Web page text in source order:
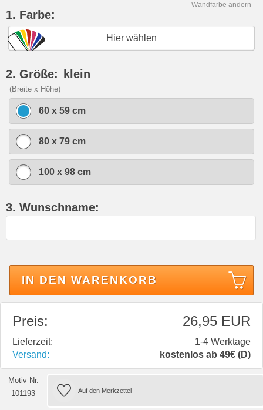
Wandfarbe ändern
1. Farbe:
Hier wählen
2. Größe: klein
(Breite x Höhe)
60 x 59 cm
80 x 79 cm
100 x 98 cm
3. Wunschname:
IN DEN WARENKORB
Preis: 26,95 EUR
Lieferzeit:
1-4 Werktage
Versand:
kostenlos ab 49€ (D)
Motiv Nr.
101193